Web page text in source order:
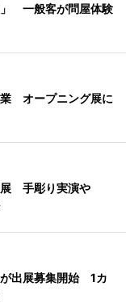
」 一般客が問屋体験
業 オープニング展に
展 手彫り実演や
出展募集開始 1カ